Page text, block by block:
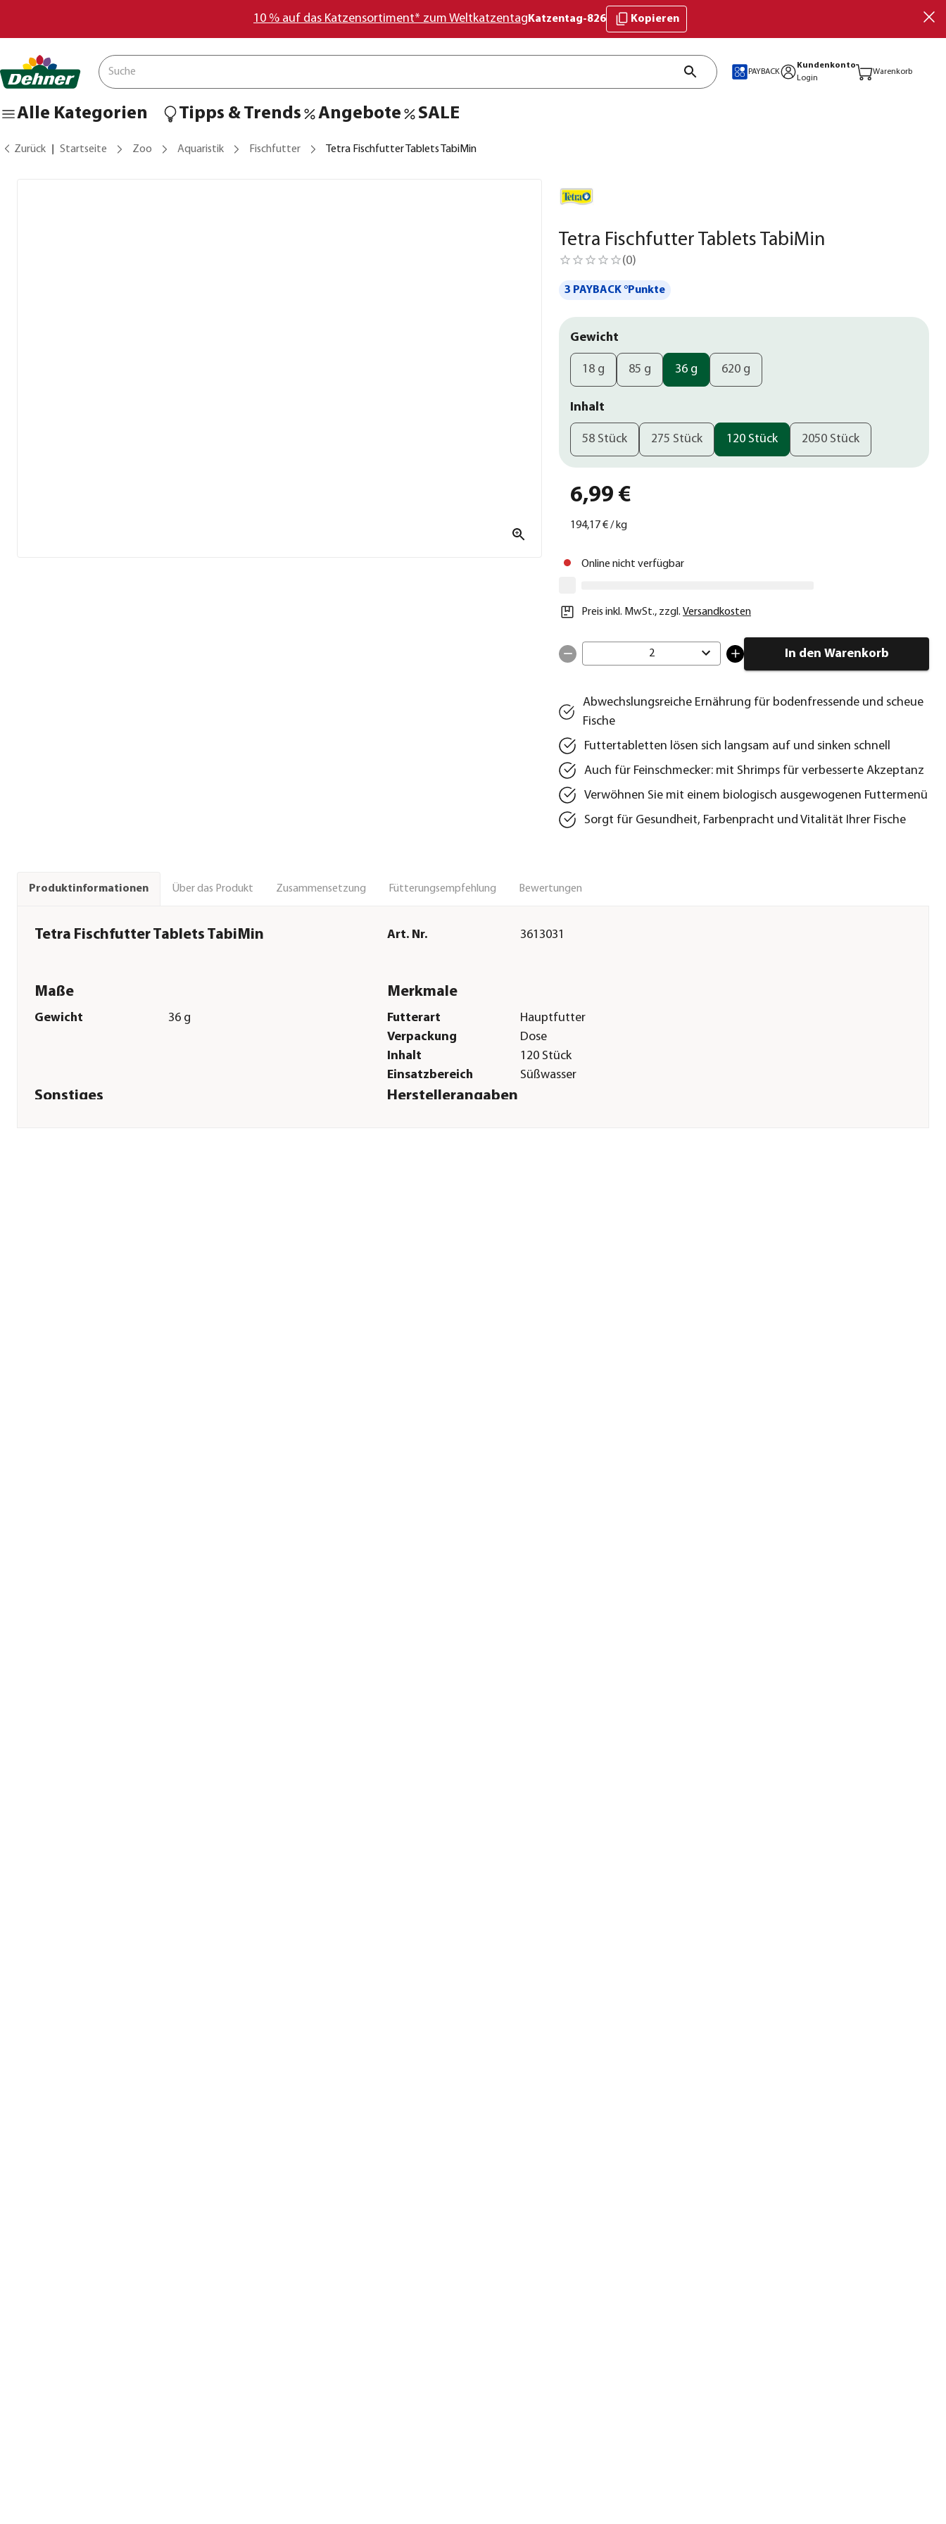
10 % auf das Katzensortiment* zum Weltkatzentag Katzentag-826 Kopieren
PAYBACK
Kundenkonto
Login
Warenkorb
Alle Kategorien Tipps & Trends Angebote SALE
Zurück Startseite Zoo Aquaristik Fischfutter Tetra Fischfutter Tablets TabiMin
Tetra Fischfutter Tablets TabiMin
(0)
3 PAYBACK °Punkte
Gewicht
18 g 85 g 36 g 620 g
Inhalt
58 Stück 275 Stück 120 Stück 2050 Stück
6,99 €
194,17 €/ kg
Online nicht verfügbar
Preis inkl. MwSt., zzgl. Versandkosten
2 In den Warenkorb
Abwechslungsreiche Ernährung für bodenfressende und scheue
Fische
Futtertabletten lösen sich langsam auf und sinken schnell
Auch für Feinschmecker: mit Shrimps für verbesserte Akzeptanz
Verwöhnen Sie mit einem biologisch ausgewogenen Futtermenü
Sorgt für Gesundheit, Farbenpracht und Vitalität Ihrer Fische
Produktinformationen Über das Produkt Zusammensetzung Fütterungsempfehlung Bewertungen
Tetra Fischfutter Tablets TabiMin Art. Nr. 3613031
Maße
Gewicht 36 g
Merkmale
Futterart
Hauptfutter
Verpackung
Dose
Inhalt
120 Stück
Einsatzbereich
Süßwasser
Sonstiges Herstellerangaben